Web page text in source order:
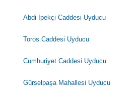
Abdi İpekçi Caddesi Uyducu
Toros Caddesi Uyducu
Cumhuriyet Caddesi Uyducu
Gürselpaşa Mahallesi Uyducu